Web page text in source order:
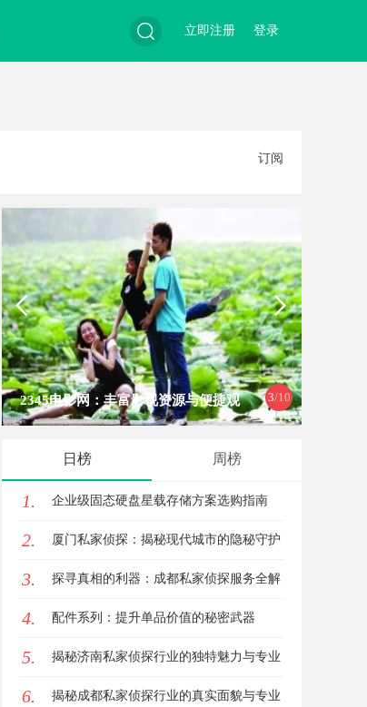
登录
立即注册
订阅
4/10
观 全面解析2345电影网：影视爱好者的
日榜 周榜
1. 企业级固态硬盘星载存储方案选购指南
2. 厦门私家侦探：揭秘现代城市的隐秘守护
者
3. 探寻真相的利器：成都私家侦探服务全解
析
4. 配件系列：提升单品价值的秘密武器
5. 揭秘济南私家侦探行业的独特魅力与专业
服务
6. 揭秘成都私家侦探行业的真实面貌与专业